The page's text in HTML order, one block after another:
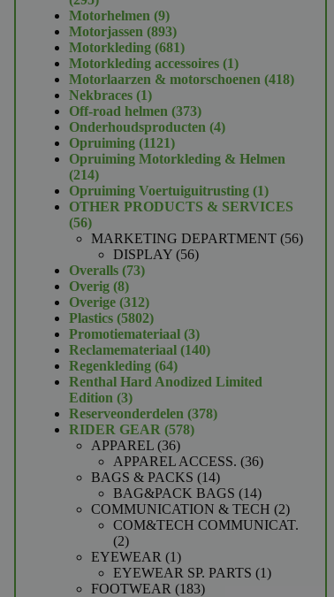
producten
Motorhelmen 99
producten
Motorjassen 893893
producten
Motorkleding 681681
producten
Motorkleding accessoires 11
product
Motorlaarzen & motorschoenen 418418
Nekbraces 11
product
Off-road helmen 373373
producten
Onderhoudsproducten 44
Opruiming 11211121
producten
Opruiming Motorkleding & Helmen
214214
producten
Opruiming Voertuiguitrusting 11
product
OTHER PRODUCTS & SERVICES
5656
producten
MARKETING DEPARTMENT 5656
DISPLAY 5656
Overalls 7373
Overig 88
producten
Overige 312312
producten
Plastics 58025802
producten
Promotiemateriaal 33
producten
Reclamemateriaal 140140
Regenkleding 6464
producten
Renthal Hard Anodized Limited
Edition 33
producten
Reserveonderdelen 378378
RIDER GEAR 578578
APPAREL 3636
producten
APPAREL ACCESS. 3636
BAGS & PACKS 1414
producten
BAG&PACK BAGS 1414
producten
COMMUNICATION & TECH 22
producten
COM&TECH COMMUNICAT.
22
producten
EYEWEAR 11
product
EYEWEAR SP. PARTS 11
FOOTWEAR 183183